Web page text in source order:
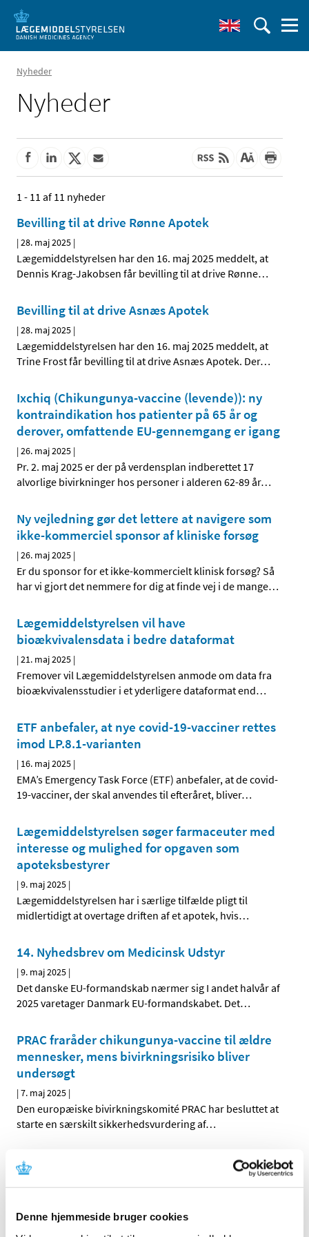
Denne hjemmeside bruger cookies
Nyheder
Nyheder
1 - 11 af 11 nyheder
Bevilling til at drive Rønne Apotek
|28. maj 2025 |
Lægemiddelstyrelsen har den 16. maj 2025 meddelt, at
Dennis Krag-Jakobsen får bevilling til at drive Rønne…
Bevilling til at drive Asnæs Apotek
|28. maj 2025 |
Lægemiddelstyrelsen har den 16. maj 2025 meddelt, at
Trine Frost får bevilling til at drive Asnæs Apotek. Der…
Ixchiq (Chikungunya-vaccine (levende)): ny
kontraindikation hos patienter på 65 år og
derover, omfattende EU-gennemgang er igang
|26. maj 2025 |
Pr. 2. maj 2025 er der på verdensplan indberettet 17
alvorlige bivirkninger hos personer i alderen 62-89 år…
Ny vejledning gør det lettere at navigere som
ikke-kommerciel sponsor af kliniske forsøg
|26. maj 2025 |
Er du sponsor for et ikke-kommercielt klinisk forsøg? Så
har vi gjort det nemmere for dig at finde vej i de mange…
Lægemiddelstyrelsen vil have
bioækvivalensdata i bedre dataformat
|21. maj 2025 |
Fremover vil Lægemiddelstyrelsen anmode om data fra
bioækvivalensstudier i et yderligere dataformat end…
ETF anbefaler, at nye covid-19-vacciner rettes
imod LP.8.1-varianten
| 16. maj 2025 |
EMA’s Emergency Task Force (ETF) anbefaler, at de covid-
19-vacciner, der skal anvendes til efteråret, bliver…
Lægemiddelstyrelsen søger farmaceuter med
interesse og mulighed for opgaven som
apoteksbestyrer
|9. maj 2025 |
Lægemiddelstyrelsen har i særlige tilfælde pligt til
midlertidigt at overtage driften af et apotek, hvis…
14. Nyhedsbrev om Medicinsk Udstyr
|9. maj 2025 |
Det danske EU-formandskab nærmer sig I andet halvår af
2025 varetager Danmark EU-formandskabet. Det…
PRAC fraråder chikungunya-vaccine til ældre
mennesker, mens bivirkningsrisiko bliver
undersøgt
|7. maj 2025 |
Den europæiske bivirkningskomité PRAC har besluttet at
starte en særskilt sikkerhedsvurdering af…
Alzheimer-lægemidlet Leqembi er blevet
godkendt af EU-Kommissionen
Leqembi er den første behandling, der er godkendt til at